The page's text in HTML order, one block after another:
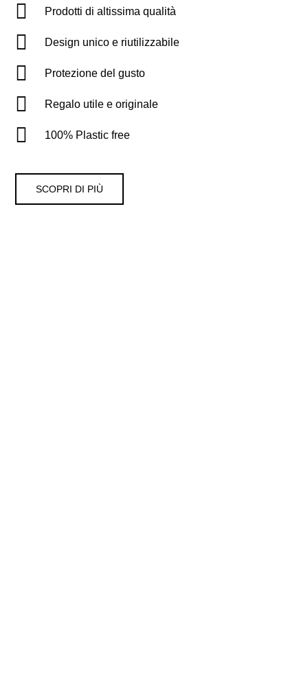
Prodotti di altissima qualità
Design unico e riutilizzabile
Protezione del gusto
Regalo utile e originale
100% Plastic free
SCOPRI DI PIÙ